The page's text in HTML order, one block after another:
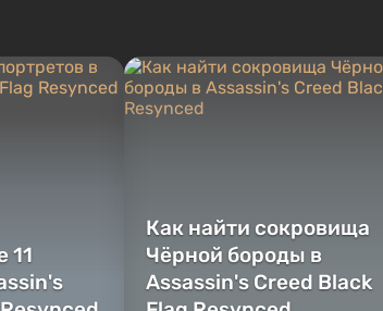
Игроку дана по...
11
Как найти сокровища
Чёрной бороды в
Assassin's Creed Black